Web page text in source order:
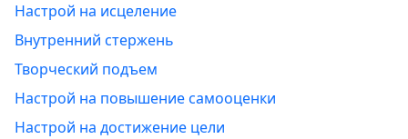
Настрой на исцеление
Внутренний стержень
Творческий подъем
Настрой на повышение самооценки
Настрой на достижение цели